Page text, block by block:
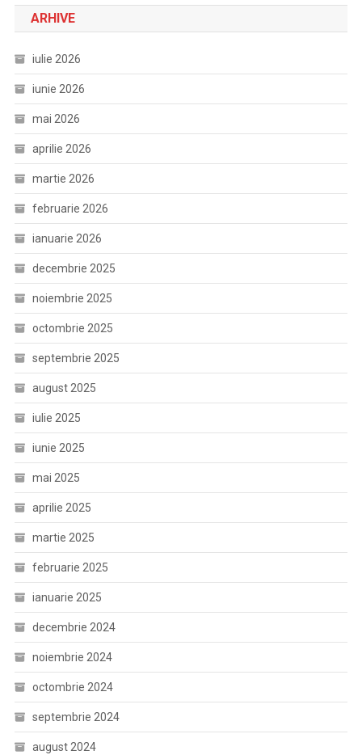
ARHIVE
iulie 2026
iunie 2026
mai 2026
aprilie 2026
martie 2026
februarie 2026
ianuarie 2026
decembrie 2025
noiembrie 2025
octombrie 2025
septembrie 2025
august 2025
iulie 2025
iunie 2025
mai 2025
aprilie 2025
martie 2025
februarie 2025
ianuarie 2025
decembrie 2024
noiembrie 2024
octombrie 2024
septembrie 2024
august 2024